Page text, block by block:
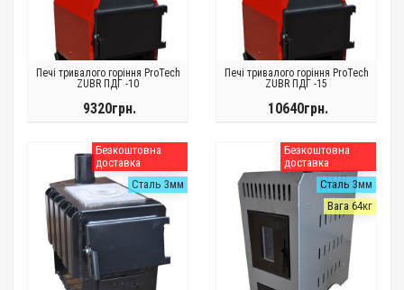
Печі тривалого горіння ProTech
ZUBR ПДГ -10
9320грн.
Печі тривалого горіння ProTech
ZUBR ПДГ -15
10640грн.
Безкоштовна
доставка
Сталь 3мм
Безкоштовна
доставка
Сталь 3мм
Вага 64кг